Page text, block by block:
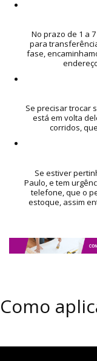
No prazo de 1 a
para
fase,
Se precisar trocar
está em volta
corridos,
Se estiver
Paulo, e tem
telefone, que o
estoque, assim
Como